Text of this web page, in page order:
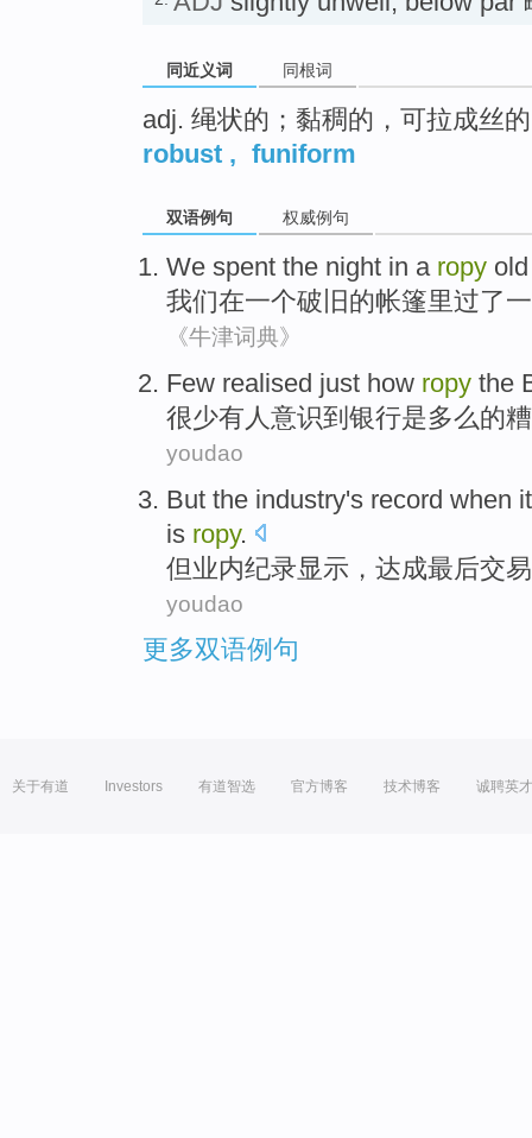
同近义词 同根词
adj. 绳状的；黏稠的，可拉成丝
robust , funiform
双语例句 权威例句
We spent the night in a ropy old
我们在一个破旧的帐篷里过了
《牛津词典》
Few realised just how ropy the
很少有人 意识到 银行是多么的
youdao
But the industry's record when
is ropy.
但业内纪录显示，达成最后交易
youdao
更多双语例句
关于有道 Investors 有道智选 官方博客 技术博客 诚聘英才